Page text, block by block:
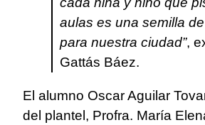
aulas es una semilla
para nuestra ciudad”,
Gattás Báez.
El alumno Oscar Aguilar
del plantel, Profra. María